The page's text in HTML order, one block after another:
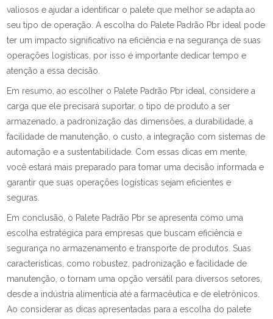
valiosos e ajudar a identificar o palete que melhor se adapta ao
seu tipo de operação. A escolha do Palete Padrão Pbr ideal pode
ter um impacto significativo na eficiência e na segurança de suas
operações logísticas, por isso é importante dedicar tempo e
atenção a essa decisão.
Em resumo, ao escolher o Palete Padrão Pbr ideal, considere a
carga que ele precisará suportar, o tipo de produto a ser
armazenado, a padronização das dimensões, a durabilidade, a
facilidade de manutenção, o custo, a integração com sistemas de
automação e a sustentabilidade. Com essas dicas em mente,
você estará mais preparado para tomar uma decisão informada e
garantir que suas operações logísticas sejam eficientes e
seguras.
Em conclusão, o Palete Padrão Pbr se apresenta como uma
escolha estratégica para empresas que buscam eficiência e
segurança no armazenamento e transporte de produtos. Suas
características, como robustez, padronização e facilidade de
manutenção, o tornam uma opção versátil para diversos setores,
desde a indústria alimentícia até a farmacêutica e de eletrônicos.
Ao considerar as dicas apresentadas para a escolha do palete